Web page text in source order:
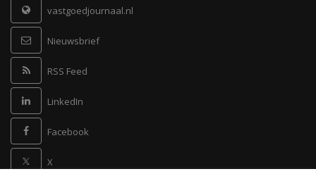
vastgoedjournaal.nl
Nieuwsbrief
RSS Feed
LinkedIn
Facebook
X